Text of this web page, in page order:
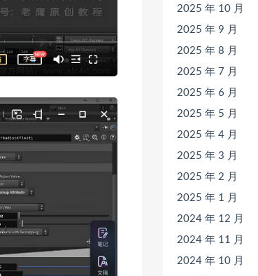
2025 年 10 月
2025 年 9 月
2025 年 8 月
2025 年 7 月
2025 年 6 月
2025 年 5 月
2025 年 4 月
2025 年 3 月
2025 年 2 月
2025 年 1 月
2024 年 12 月
2024 年 11 月
2024 年 10 月